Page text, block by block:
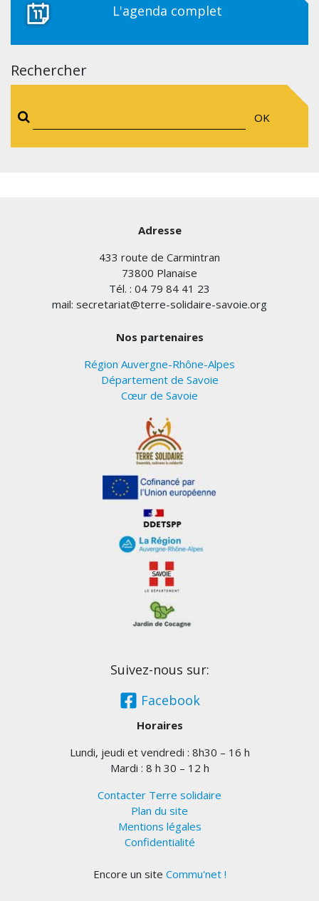
L'agenda complet
Rechercher
OK
Adresse
433 route de Carmintran
73800 Planaise
Tél. : 04 79 84 41 23
mail: secretariat@terre-solidaire-savoie.org
Nos partenaires
Région Auvergne-Rhône-Alpes
Département de Savoie
Cœur de Savoie
Suivez-nous sur:
Facebook
Horaires
Lundi, jeudi et vendredi : 8h30 – 16 h
Mardi : 8 h 30 – 12 h
Contacter Terre solidaire
Plan du site
Mentions légales
Confidentialité
Encore un site Commu'net !